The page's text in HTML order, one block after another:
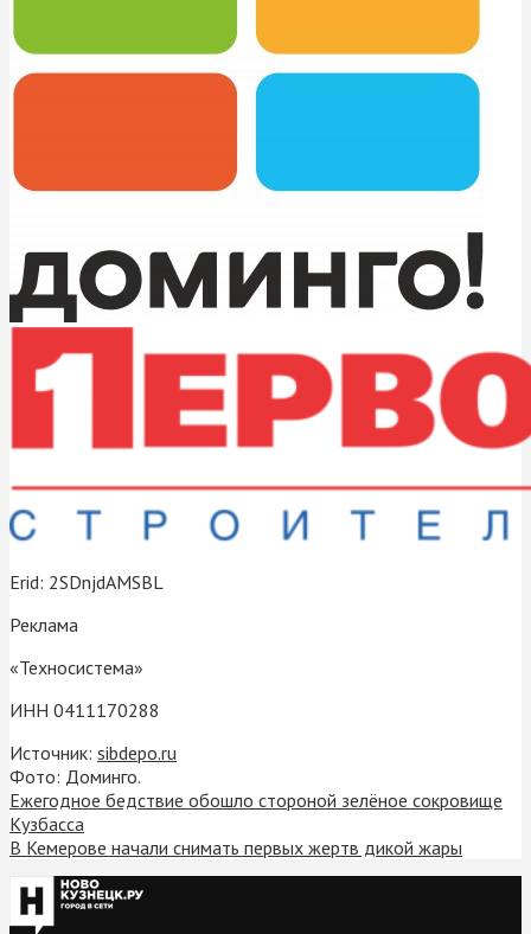
Erid: 2SDnjdAMSBL
Реклама
«Техносистема»
ИНН 0411170288
Источник: sibdepo.ru
Фото: Доминго.
Ежегодное бедствие обошло стороной зелёное сокровище
Кузбасса
В Кемерове начали снимать первых жертв дикой жары